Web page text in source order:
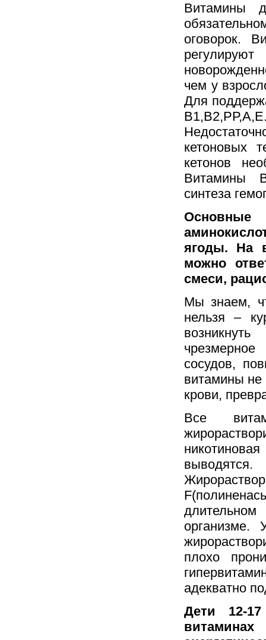
Витамины
оговорок.
чем у
Для
кетоновых
кетонов
Витамины
синтеза
ягоды. На
можно
смеси,
Мы знаем,
нельзя –
сосудов,
витамины не
крови,
Все
длительном
плохо
адекватно
Дети 12-